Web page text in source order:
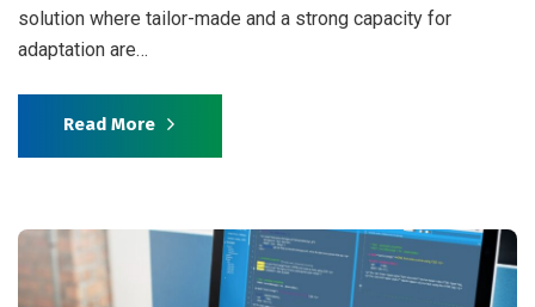
solution where tailor-made and a strong capacity for
adaptation are…
Read More